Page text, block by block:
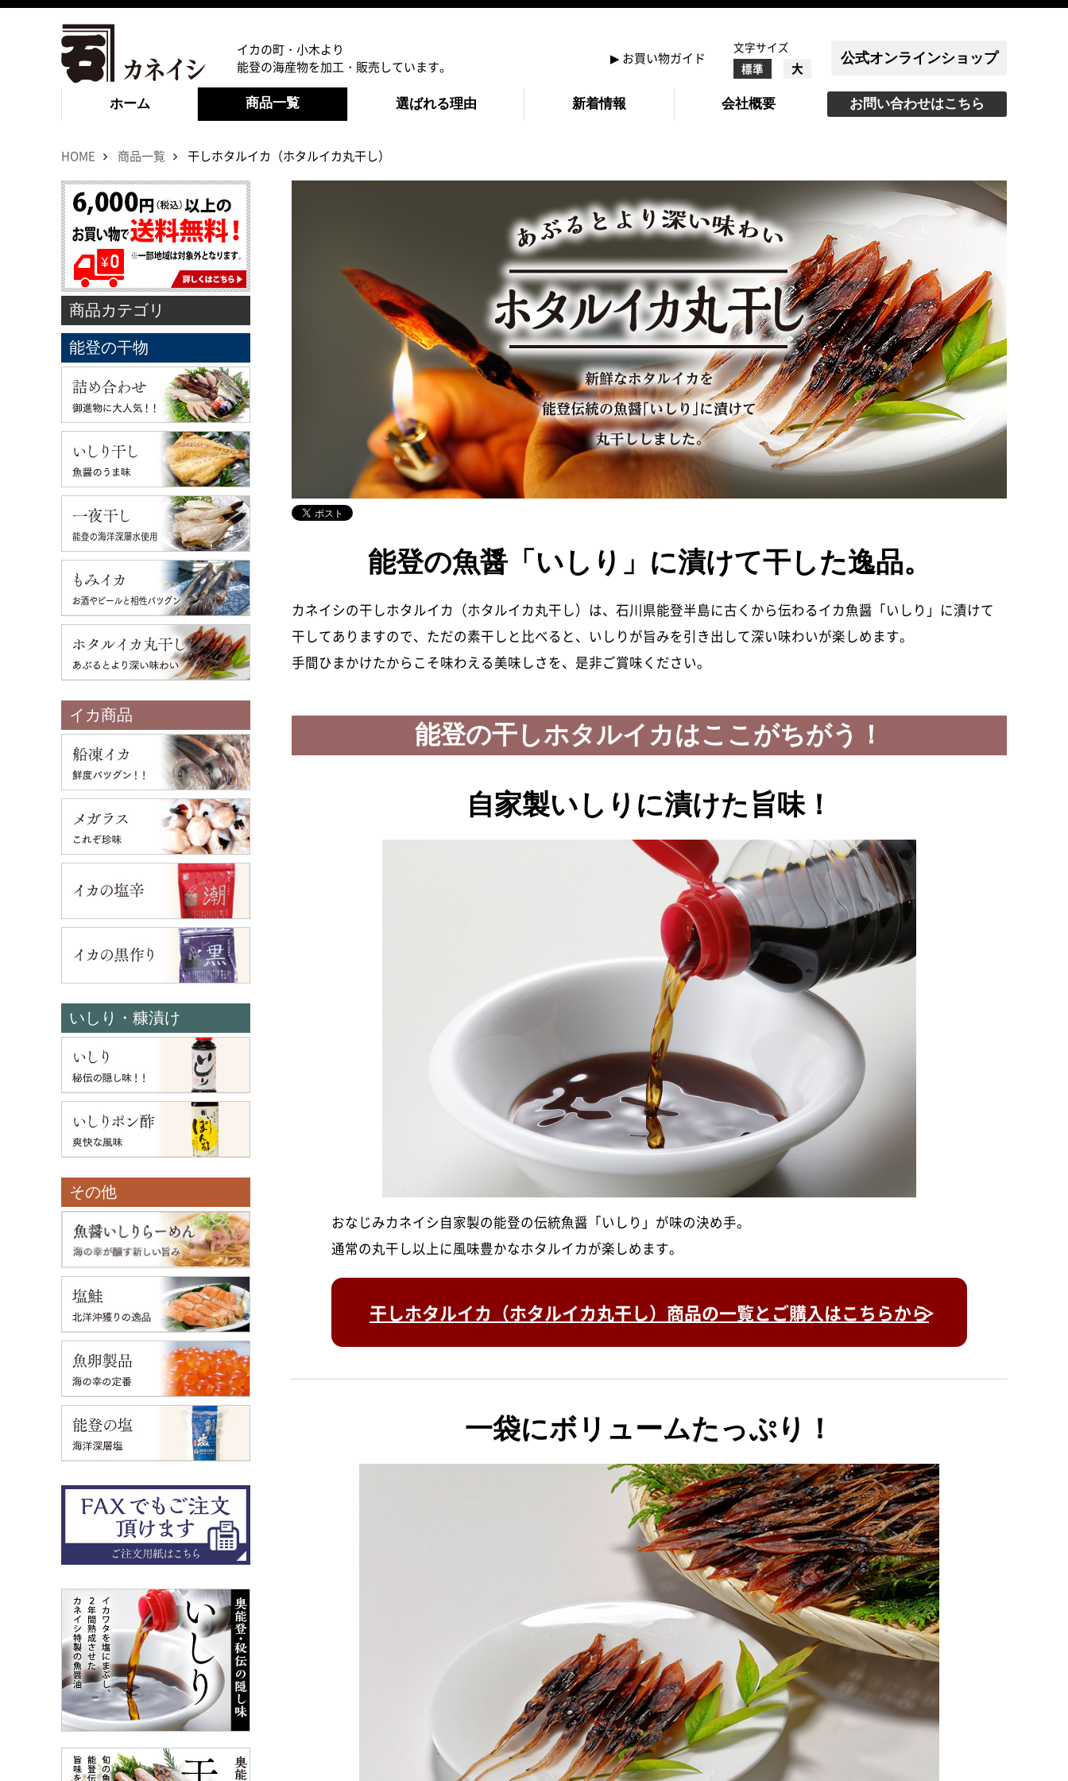
イカの町・小木より
能登の海産物を加工・販売しています。
▶お買い物ガイド
文字サイズ
標準
大
公式オンラインショップ
ホーム 商品一覧 選ばれる理由 新着情報 会社概要 お問い合わせはこちら
HOME 商品一覧 干しホタルイカ（ホタルイカ丸干し）
能登の魚醤「いしり」に漬けて干した逸品。
カネイシの干しホタルイカ（ホタルイカ丸干し）は、石川県能登半島に古くから伝わるイカ魚醤「いしり」に漬けて
干してありますので、ただの素干しと比べると、いしりが旨みを引き出して深い味わいが楽しめます。
手間ひまかけたからこそ味わえる美味しさを、是非ご賞味ください。
能登の干しホタルイカはここがちがう！
自家製いしりに漬けた旨味！
おなじみカネイシ自家製の能登の伝統魚醤「いしり」が味の決め手。
通常の丸干し以上に風味豊かなホタルイカが楽しめます。
干しホタルイカ（ホタルイカ丸干し）商品の一覧とご購入はこちらから
一袋にボリュームたっぷり！
商品カテゴリ
能登の干物
イカ商品
いしり・糠漬け
その他